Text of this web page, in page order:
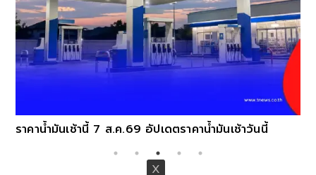
ราคาน้ำมันเช้านี้ 7 ส.ค.69 อัปเดตราคาน้ำมันเช้าวันนี้